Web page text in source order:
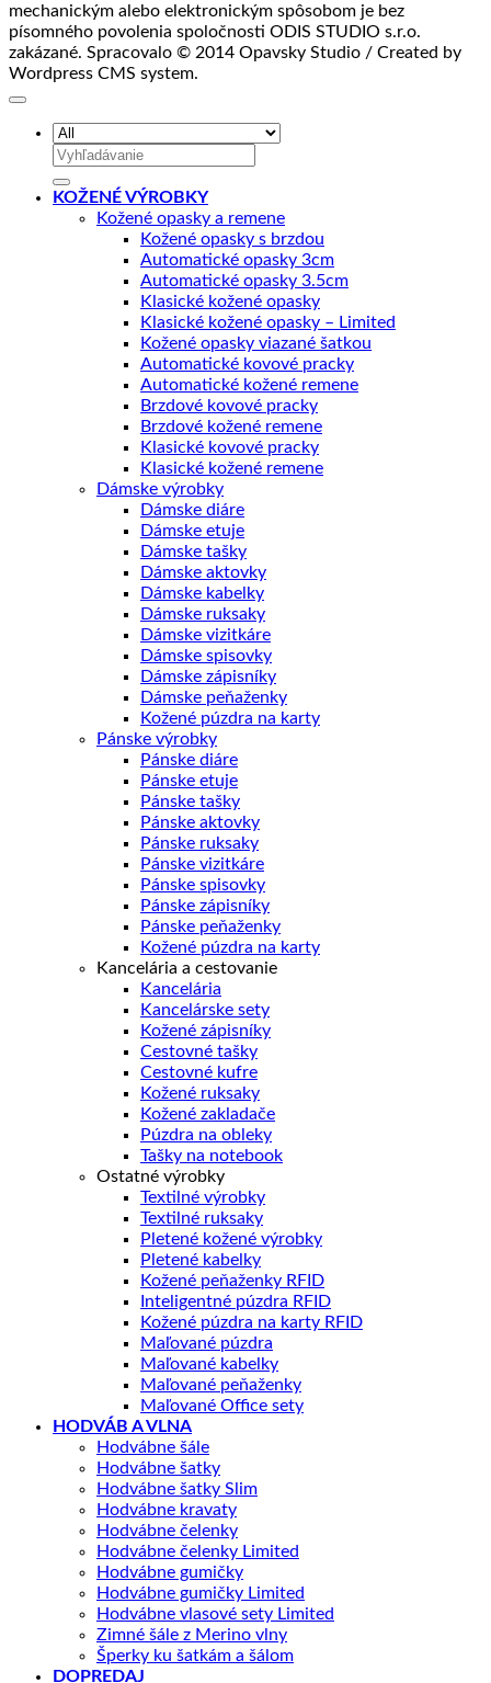
mechanickým alebo elektronickým spôsobom je bez
písomného povolenia spoločnosti ODIS STUDIO s.r.o.
zakázané. Spracovalo © 2014 Opavsky Studio / Created by
Wordpress CMS system.
Hľadať:
KOŽENÉ VÝROBKY
Kožené opasky a remene
Kožené opasky s brzdou
Automatické opasky 3cm
Automatické opasky 3.5cm
Klasické kožené opasky
Klasické kožené opasky – Limited
Kožené opasky viazané šatkou
Automatické kovové pracky
Automatické kožené remene
Brzdové kovové pracky
Brzdové kožené remene
Klasické kovové pracky
Klasické kožené remene
Dámske výrobky
Dámske diáre
Dámske etuje
Dámske tašky
Dámske aktovky
Dámske kabelky
Dámske ruksaky
Dámske vizitkáre
Dámske spisovky
Dámske zápisníky
Dámske peňaženky
Kožené púzdra na karty
Pánske výrobky
Pánske diáre
Pánske etuje
Pánske tašky
Pánske aktovky
Pánske ruksaky
Pánske vizitkáre
Pánske spisovky
Pánske zápisníky
Pánske peňaženky
Kožené púzdra na karty
Kancelária a cestovanie
Kancelária
Kancelárske sety
Kožené zápisníky
Cestovné tašky
Cestovné kufre
Kožené ruksaky
Kožené zakladače
Púzdra na obleky
Tašky na notebook
Ostatné výrobky
Textilné výrobky
Textilné ruksaky
Pletené kožené výrobky
Pletené kabelky
Kožené peňaženky RFID
Inteligentné púzdra RFID
Kožené púzdra na karty RFID
Maľované púzdra
Maľované kabelky
Maľované peňaženky
Maľované Office sety
HODVÁB A VLNA
Hodvábne šále
Hodvábne šatky
Hodvábne šatky Slim
Hodvábne kravaty
Hodvábne čelenky
Hodvábne čelenky Limited
Hodvábne gumičky
Hodvábne gumičky Limited
Hodvábne vlasové sety Limited
Zimné šále z Merino vlny
Šperky ku šatkám a šálom
DOPREDAJ